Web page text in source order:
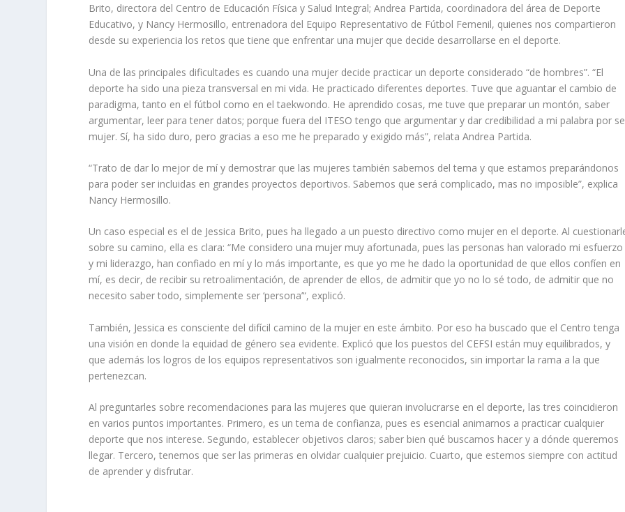
Brito, directora del Centro de Educación Física y Salud Integral; Andrea Partida, coordinadora del área de Deporte
Educativo, y Nancy Hermosillo, entrenadora del Equipo Representativo de Fútbol Femenil, quienes nos compartieron
desde su experiencia los retos que tiene que enfrentar una mujer que decide desarrollarse en el deporte.
Una de las principales dificultades es cuando una mujer decide practicar un deporte considerado “de hombres”. “El
deporte ha sido una pieza transversal en mi vida. He practicado diferentes deportes. Tuve que aguantar el cambio de
paradigma, tanto en el fútbol como en el taekwondo. He aprendido cosas, me tuve que preparar un montón, saber
argumentar, leer para tener datos; porque fuera del ITESO tengo que argumentar y dar credibilidad a mi palabra por
mujer. Sí, ha sido duro, pero gracias a eso me he preparado y exigido más”, relata Andrea Partida.
“Trato de dar lo mejor de mí y demostrar que las mujeres también sabemos del tema y que estamos preparándonos
para poder ser incluidas en grandes proyectos deportivos. Sabemos que será complicado, mas no imposible”, explica
Nancy Hermosillo.
Un caso especial es el de Jessica Brito, pues ha llegado a un puesto directivo como mujer en el deporte. Al
sobre su camino, ella es clara: “Me considero una mujer muy afortunada, pues las personas han valorado mi esfuerzo
y mi liderazgo, han confiado en mí y lo más importante, es que yo me he dado la oportunidad de que ellos confíen en
mí, es decir, de recibir su retroalimentación, de aprender de ellos, de admitir que yo no lo sé todo, de admitir que no
necesito saber todo, simplemente ser ‘persona’“, explicó.
También, Jessica es consciente del difícil camino de la mujer en este ámbito. Por eso ha buscado que el Centro tenga
una visión en donde la equidad de género sea evidente. Explicó que los puestos del CEFSI están muy equilibrados, y
que además los logros de los equipos representativos son igualmente reconocidos, sin importar la rama a la que
pertenezcan.
Al preguntarles sobre recomendaciones para las mujeres que quieran involucrarse en el deporte, las tres coincidieron
en varios puntos importantes. Primero, es un tema de confianza, pues es esencial animarnos a practicar cualquier
deporte que nos interese. Segundo, establecer objetivos claros; saber bien qué buscamos hacer y a dónde queremos
llegar. Tercero, tenemos que ser las primeras en olvidar cualquier prejuicio. Cuarto, que estemos siempre con actitud
de aprender y disfrutar.